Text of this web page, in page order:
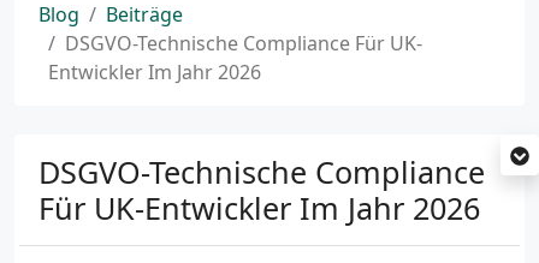
Blog
Beiträge
DSGVO-Technische Compliance Für UK-
Entwickler Im Jahr 2026
DSGVO-Technische Compliance
Für UK-Entwickler Im Jahr 2026